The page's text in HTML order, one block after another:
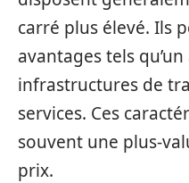
carré plus élevé. Ils
avantages tels
infrastructures de
services. Ces
souvent une plus-
prix.